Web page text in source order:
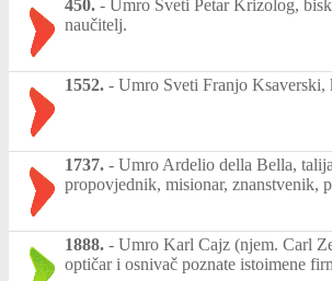
450. - Umro Sveti Petar Krizolog,
naučitelj.
1552. - Umro Sveti Franjo Ksaverski,
1737. - Umro Ardelio della Bella,
propovjednik, misionar, znanstvenik,
1888. - Umro Karl Cajz (njem. Carl
optičar i osnivač poznate istoimene